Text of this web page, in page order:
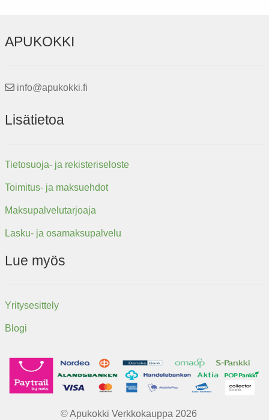
APUKOKKI
info@apukokki.fi
Lisätietoa
Tietosuoja- ja rekisteriseloste
Toimitus- ja maksuehdot
Maksupalvelutarjoaja
Lasku- ja osamaksupalvelu
Lue myös
Yritysesittely
Blogi
© Apukokki Verkkokauppa 2026